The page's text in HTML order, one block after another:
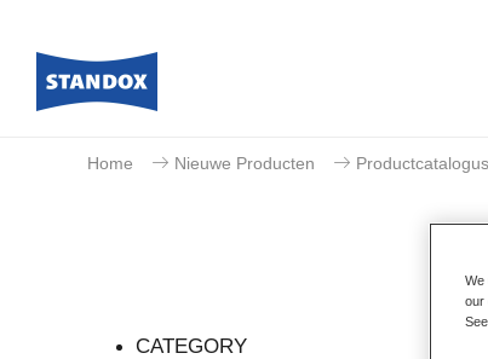
Home Nieuwe Producten Productcatalogus
CATEGORY
We
our